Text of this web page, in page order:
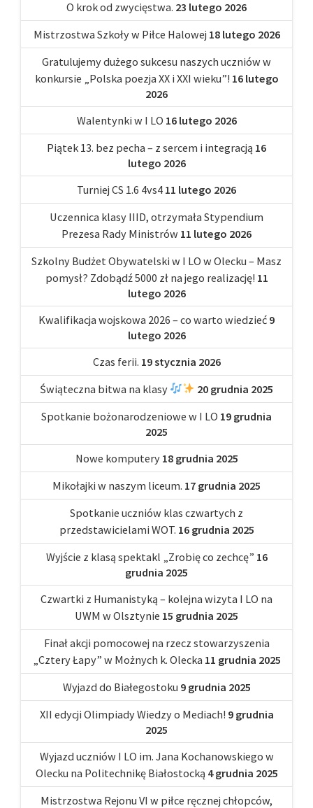
O krok od zwycięstwa. 23 lutego 2026
Mistrzostwa Szkoły w Piłce Halowej 18 lutego 2026
Gratulujemy dużego sukcesu naszych uczniów w
konkursie „Polska poezja XX i XXI wieku”! 16 lutego
2026
Walentynki w I LO 16 lutego 2026
Piątek 13. bez pecha – z sercem i integracją 16
lutego 2026
Turniej CS 1.6 4vs4 11 lutego 2026
Uczennica klasy IIID, otrzymała Stypendium
Prezesa Rady Ministrów 11 lutego 2026
Szkolny Budżet Obywatelski w I LO w Olecku – Masz
pomysł? Zdobądź 5000 zł na jego realizację! 11
lutego 2026
Kwalifikacja wojskowa 2026 – co warto wiedzieć 9
lutego 2026
Czas ferii. 19 stycznia 2026
Świąteczna bitwa na klasy
20 grudnia 2025
Spotkanie bożonarodzeniowe w I LO 19 grudnia
2025
Nowe komputery 18 grudnia 2025
Mikołajki w naszym liceum. 17 grudnia 2025
Spotkanie uczniów klas czwartych z
przedstawicielami WOT. 16 grudnia 2025
Wyjście z klasą spektakl „Zrobię co zechcę” 16
grudnia 2025
Czwartki z Humanistyką – kolejna wizyta I LO na
UWM w Olsztynie 15 grudnia 2025
Finał akcji pomocowej na rzecz stowarzyszenia
„Cztery Łapy” w Możnych k. Olecka 11 grudnia 2025
Wyjazd do Białegostoku 9 grudnia 2025
XII edycji Olimpiady Wiedzy o Mediach! 9 grudnia
2025
Wyjazd uczniów I LO im. Jana Kochanowskiego w
Olecku na Politechnikę Białostocką 4 grudnia 2025
Mistrzostwa Rejonu VI w piłce ręcznej chłopców,